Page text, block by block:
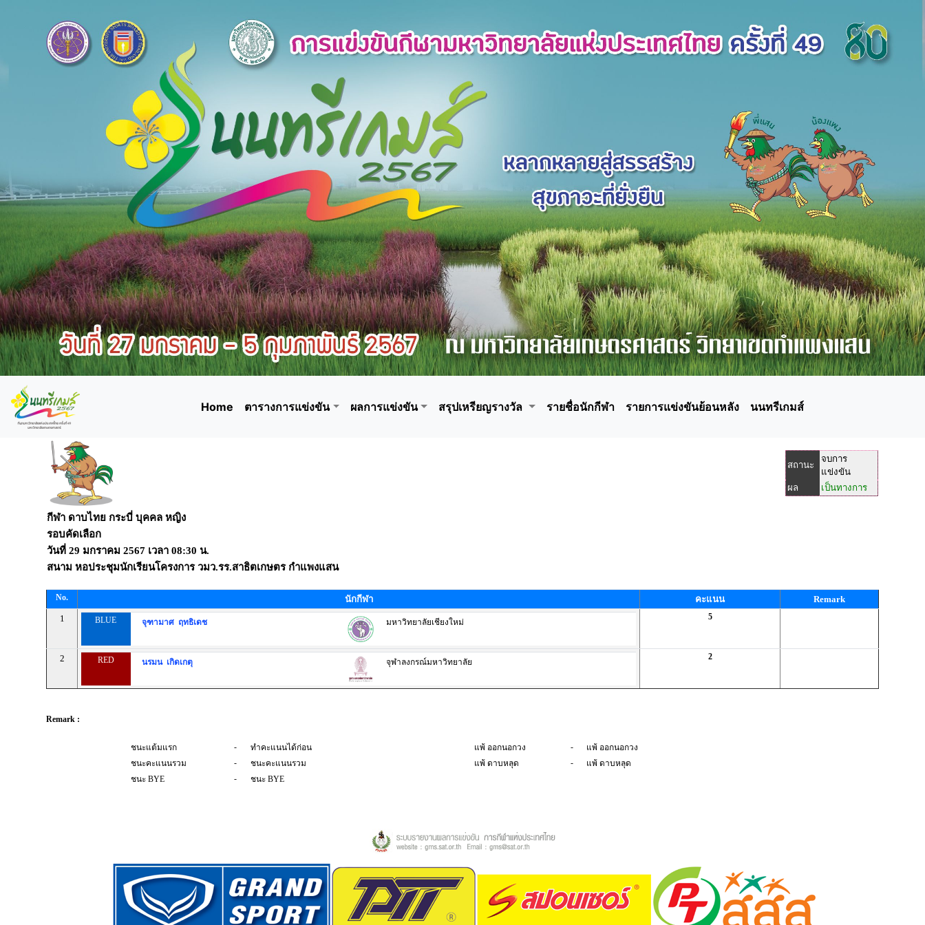
Home ตารางการแข่งขัน ผลการแข่งขัน สรุปเหรียญรางวัล รายชื่อนักกีฬา รายการแข่งขันย้อนหลัง นนทรีเกมส์
สถานะ
จบการ
แข่งขัน
ผล
เป็นทางการ
กีฬา ดาบไทย กระบี่ บุคคล หญิง
รอบคัดเลือก
วันที่ 29 มกราคม 2567 เวลา 08:30 น.
สนาม หอประชุมนักเรียนโครงการ วมว.รร.สาธิตเกษตร กำแพงแสน
No. นักกีฬา คะแนน
Remark
1
BLUE จุฑามาศ ฤทธิเดช มหาวิทยาลัยเชียงใหม่
5
2 RED นรมน เกิดเกตุ จุฬาลงกรณ์มหาวิทยาลัย
2
Remark :
ชนะแต้มแรก - ทำคะแนนได้ก่อน แพ้ ออกนอกวง -
แพ้ ออกนอกวง
ชนะคะแนนรวม
- ชนะคะแนนรวม แพ้ ดาบหลุด -
แพ้ ดาบหลุด
ชนะ BYE
- ชนะ BYE